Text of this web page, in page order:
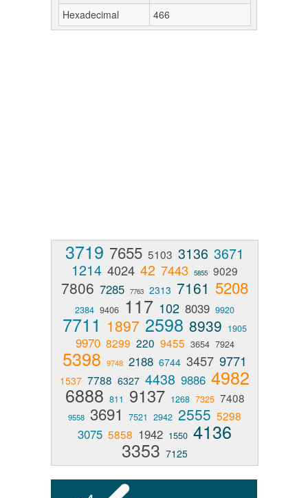
Hexadecimal
466
3719 7655 5103 3136 3671
1214 4024 42 7443 5855 9029
7806 7285 7763 2313 7161 5208
2384 9406 117 102 8039 9920
7711 1897 2598 8939 1905
9970 8299 220 9455 3654 7924
5398 9748 2188 6744 3457 9771
1537 7788 6327 4438 9886 4982
6888 811 9137 1268 7325 7408
9558 3691 7521 2942 2555 5298
3075 5858 1942 1550 4136
3353 7125